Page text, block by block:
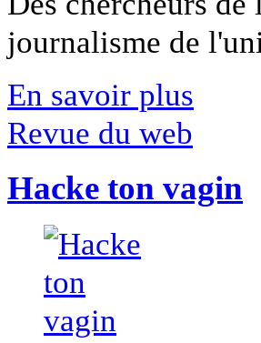
journalisme de
En savoir plus
Revue du web
Hacke ton vagin